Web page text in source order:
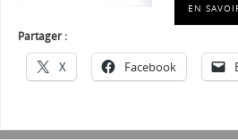
EN
Partager :
X Facebook